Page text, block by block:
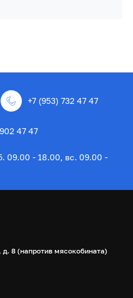
+7 (953) 732 47 47
47 47
09.00 - 18.00, вс. 09.00 -
8 (напротив мясокобината)